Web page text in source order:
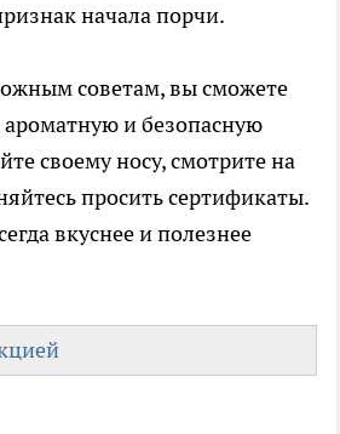
начала порчи.
советам, вы сможете
и безопасную
своему носу, смотрите на
просить сертификаты.
вкуснее и полезнее